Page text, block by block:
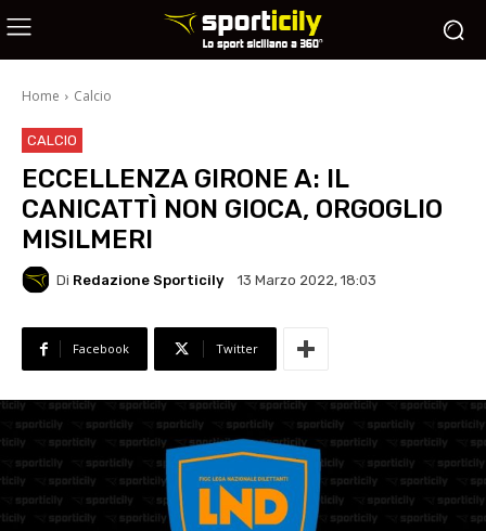
Home Calcio
CALCIO
ECCELLENZA GIRONE A: IL
CANICATTÌ NON GIOCA, ORGOGLIO
MISILMERI
Di Redazione Sporticily 13 Marzo 2022, 18:03
Facebook Twitter